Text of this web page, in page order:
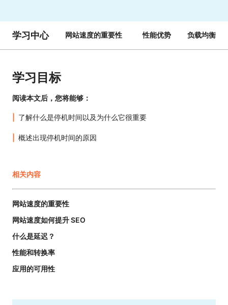
学习中心 网站速度的重要性 性能优势 负载均衡
学习目标
阅读本文后，您将能够：
了解什么是停机时间以及为什么它很重要
概述出现停机时间的原因
相关内容
网站速度的重要性
网站速度如何提升 SEO
什么是延迟？
性能和转换率
应用的可用性